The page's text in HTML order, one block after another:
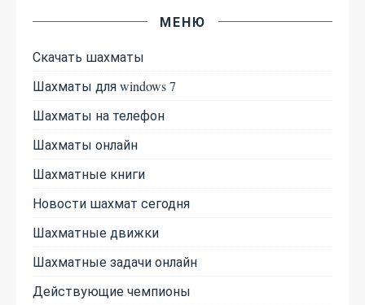
МЕНЮ
Скачать шахматы
Шахматы для windows 7
Шахматы на телефон
Шахматы онлайн
Шахматные книги
Новости шахмат сегодня
Шахматные движки
Шахматные задачи онлайн
Действующие чемпионы